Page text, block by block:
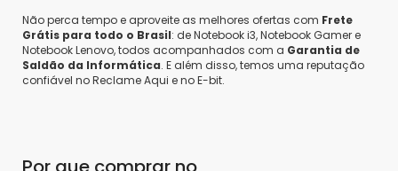
Não perca tempo e aproveite as melhores ofertas com Frete
Grátis para todo o Brasil: de Notebook i3, Notebook Gamer e
Notebook Lenovo, todos acompanhados com a Garantia de
Saldão da Informática. E além disso, temos uma reputação
confiável no Reclame Aqui e no E-bit.